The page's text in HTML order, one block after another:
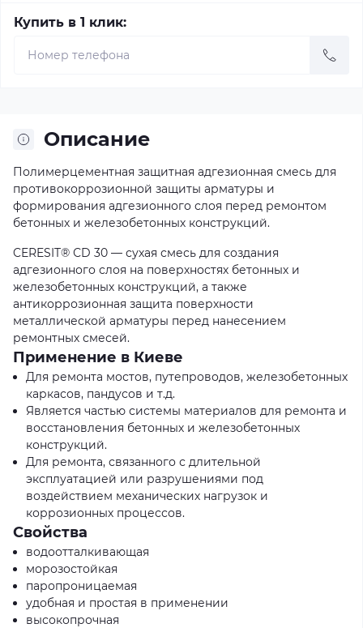
Купить в 1 клик:
Описание
Полимерцементная защитная адгезионная смесь для
противокоррозионной защиты арматуры и
формирования адгезионного слоя перед ремонтом
бетонных и железобетонных конструкций.
CERESIT® СD 30 — сухая смесь для создания
адгезионного слоя на поверхностях бетонных и
железобетонных конструкций, а также
антикоррозионная защита поверхности
металлической арматуры перед нанесением
ремонтных смесей.
Применение в Киеве
Для ремонта мостов, путепроводов, железобетонных
каркасов, пандусов и т.д.
Является частью системы материалов для ремонта и
восстановления бетонных и железобетонных
конструкций.
Для ремонта, связанного с длительной
эксплуатацией или разрушениями под
воздействием механических нагрузок и
коррозионных процессов.
Свойства
водоотталкивающая
морозостойкая
паропроницаемая
удобная и простая в применении
высокопрочная